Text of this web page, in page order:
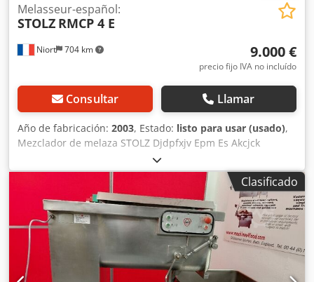
Niort 704 km
Melasseur-español:
STOLZ RMCP 4 E
9.000 €
precio fijo IVA no incluído
Consultar Llamar
Año de fabricación: 2003, Estado: listo para usar (usado),
Mezclador de melaza STOLZ Djdpfxjv Epm Es Akcjck
Modelo RMCP 4E Año 2003 Capacidad 40 toneladas/hora
Clasificado